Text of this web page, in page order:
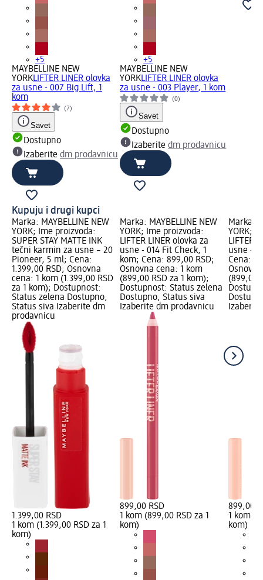
+5
MAYBELLINE NEW
YORKLIFTER LINER olovka
za usne - 007 Big Lift, 1
kom
(7)
Savet
Dostupno
Izaberite dm prodavnicu
+5
MAYBELLINE NEW
YORKLIFTER LINER olovka
za usne - 003 Player, 1 kom
(0)
Savet
Dostupno
Izaberitedm prodavnicu
Kupuju i drugi kupci
Marka: MAYBELLINE NEW
YORK; Ime proizvoda:
SUPER STAY MATTE INK
tečni karmin za usne – 20
Pioneer, 5 ml; Cena:
1.399,00 RSD; Osnovna
cena: 1 kom (1.399,00 RSD
za 1 kom); Dostupnost:
Status zelena Dostupno,
Status siva Izaberite dm
prodavnicu
1.399,00 RSD
1 kom (1.399,00 RSD za 1
kom)
Marka: MAYBELLINE NEW
YORK; Ime proizvoda:
LIFTER LINER olovka za
usne - 014 Fit Check, 1
kom; Cena: 899,00 RSD;
Osnovna cena: 1 kom
(899,00 RSD za 1 kom);
Dostupnost: Status zelena
Dostupno, Status siva
Izaberite dm prodavnicu
899,00 RSD
1 kom (899,00 RSD za 1
kom)
Marka:
YORK;
LIFTER
usne -
Cena:
(899,00
899,00
1 kom
kom)